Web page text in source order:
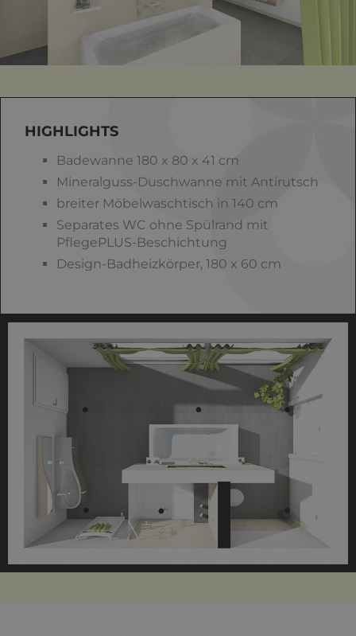
HIGHLIGHTS
Badewanne 180 x 80 x 41 cm
Mineralguss-Duschwanne mit Antirutsch
breiter Möbelwaschtisch in 140 cm
Separates WC ohne Spülrand mit
PflegePLUS-Beschichtung
Design-Badheizkörper, 180 x 60 cm